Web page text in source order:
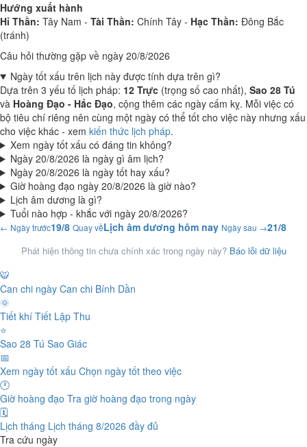
Hướng xuất hành
Hỉ Thần: Tây Nam - Tài Thần: Chính Tây - Hạc Thần: Đông Bắc
(tránh)
Câu hỏi thường gặp về ngày 20/8/2026
Ngày tốt xấu trên lịch này được tính dựa trên gì?
Dựa trên 3 yếu tố lịch pháp: 12 Trực (trọng số cao nhất), Sao 28 Tú
và Hoàng Đạo - Hắc Đạo, cộng thêm các ngày cấm kỵ. Mỗi việc có
bộ tiêu chí riêng nên cùng một ngày có thể tốt cho việc này nhưng xấu
cho việc khác - xem kiến thức lịch pháp.
Xem ngày tốt xấu có đáng tin không?
Ngày 20/8/2026 là ngày gì âm lịch?
Ngày 20/8/2026 là ngày tốt hay xấu?
Giờ hoàng đạo ngày 20/8/2026 là giờ nào?
Lịch âm dương là gì?
Tuổi nào hợp - khắc với ngày 20/8/2026?
← Ngày trước19/8 Quay vềLịch âm dương hôm nay Ngày sau →21/8
Phát hiện thông tin chưa chính xác trong ngày này? Báo lỗi dữ liệu
🐯
Can chi ngày Can chi Bính Dần
🌞
Tiết khí Tiết Lập Thu
⭐
Sao 28 Tú Sao Giác
📅
Xem ngày tốt xấu Chọn ngày tốt theo việc
🕐
Giờ hoàng đạo Tra giờ hoàng đạo trong ngày
🗓️
Lịch tháng Lịch tháng 8/2026 đầy đủ
Tra cứu ngày